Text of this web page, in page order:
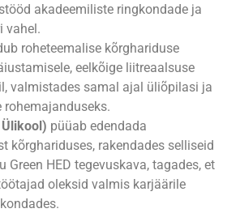
akadeemiliste ringkondade ja
vahel.
roheteemalise kõrghariduse
eelkõige liitreaalsuse
valmistades samal ajal üliõpilasi ja
rohemajanduseks.
püüab edendada
kõrghariduses, rakendades selliseid
Green HED tegevuskava, tagades, et
oleksid valmis karjäärile